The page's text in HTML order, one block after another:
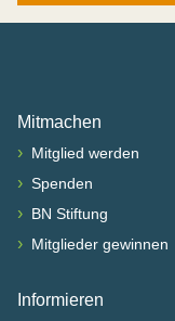
Mitmachen
› Mitglied werden
› Spenden
› BN Stiftung
› Mitglieder gewinnen
Informieren